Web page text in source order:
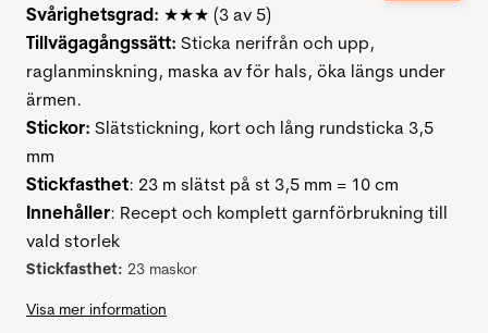
Svårighetsgrad: ★★★ (3 av 5)
Tillvägagångssätt: Sticka nerifrån och upp,
raglanminskning, maska ​​av för hals, öka längs under
ärmen.
Stickor: Slätstickning, kort och lång rundsticka 3,5
mm
Stickfasthet: 23 m slätst på st 3,5 mm = 10 cm
Innehåller: Recept och komplett garnförbrukning till
vald storlek
Stickfasthet: 23 maskor
Visa mer information